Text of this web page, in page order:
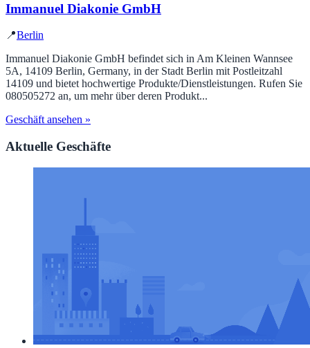
Immanuel Diakonie GmbH
📍Berlin
Immanuel Diakonie GmbH befindet sich in Am Kleinen Wannsee
5A, 14109 Berlin, Germany, in der Stadt Berlin mit Postleitzahl
14109 und bietet hochwertige Produkte/Dienstleistungen. Rufen Sie
080505272 an, um mehr über deren Produkt...
Geschäft ansehen »
Aktuelle Geschäfte